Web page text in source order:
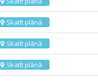
Skatīt plānā
Skatīt plānā
Skatīt plānā